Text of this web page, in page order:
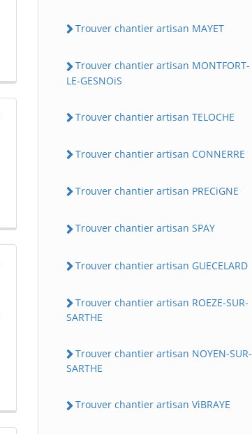
Trouver chantier artisan MAYET
Trouver chantier artisan MONTFORT-
LE-GESNOiS
Trouver chantier artisan TELOCHE
Trouver chantier artisan CONNERRE
Trouver chantier artisan PRECiGNE
Trouver chantier artisan SPAY
Trouver chantier artisan GUECELARD
Trouver chantier artisan ROEZE-SUR-
SARTHE
Trouver chantier artisan NOYEN-SUR-
SARTHE
Trouver chantier artisan ViBRAYE